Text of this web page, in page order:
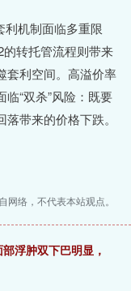
机制面临多重限
转托管流程则带来
利空间。高溢价率
“双杀”风险：既要
带来的价格下跌。
网络，不代表本站观点。
浮肿双下巴明显，